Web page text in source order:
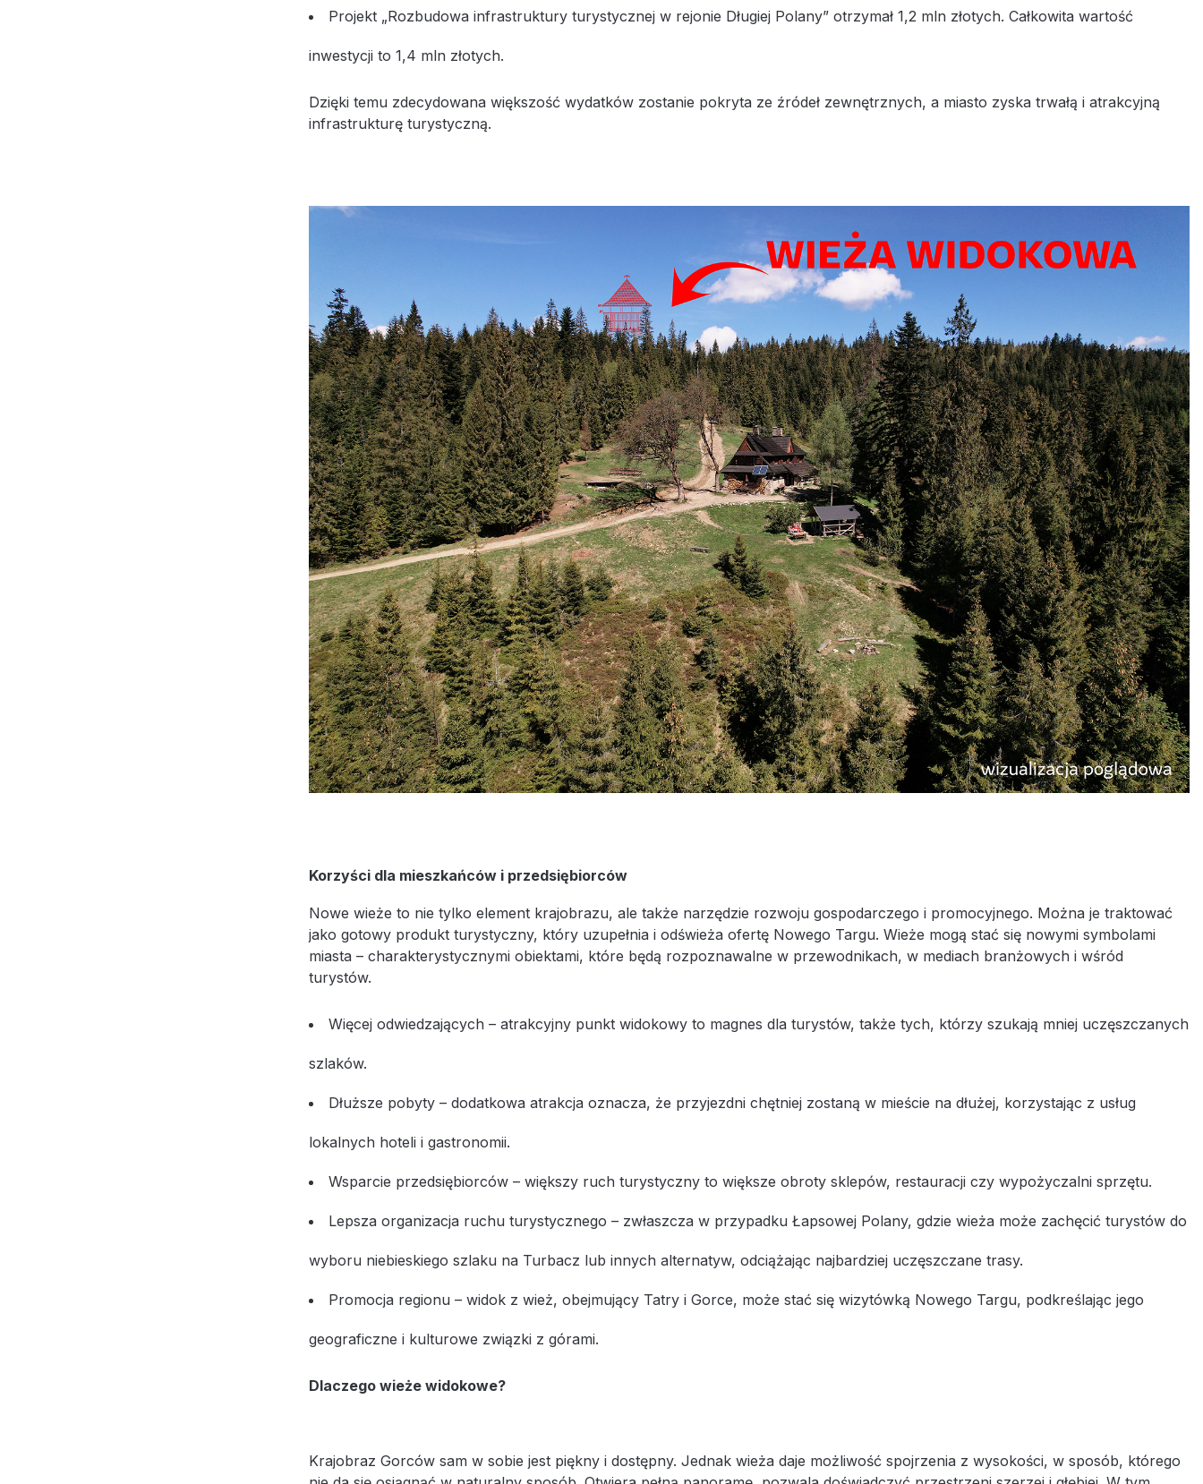
Projekt „Rozbudowa infrastruktury turystycznej w rejonie Długiej Polany” otrzymał 1,2 mln złotych. Całkowita wartość
inwestycji to 1,4 mln złotych.
Dzięki temu zdecydowana większość wydatków zostanie pokryta ze źródeł zewnętrznych, a miasto zyska trwałą i atrakcyjną
infrastrukturę turystyczną.
Korzyści dla mieszkańców i przedsiębiorców
Nowe wieże to nie tylko element krajobrazu, ale także narzędzie rozwoju gospodarczego i promocyjnego. Można je traktować
jako gotowy produkt turystyczny, który uzupełnia i odświeża ofertę Nowego Targu. Wieże mogą stać się nowymi symbolami
miasta – charakterystycznymi obiektami, które będą rozpoznawalne w przewodnikach, w mediach branżowych i wśród
turystów.
Więcej odwiedzających – atrakcyjny punkt widokowy to magnes dla turystów, także tych, którzy szukają mniej uczęszczanych
szlaków.
Dłuższe pobyty – dodatkowa atrakcja oznacza, że przyjezdni chętniej zostaną w mieście na dłużej, korzystając z usług
lokalnych hoteli i gastronomii.
Wsparcie przedsiębiorców – większy ruch turystyczny to większe obroty sklepów, restauracji czy wypożyczalni sprzętu.
Lepsza organizacja ruchu turystycznego – zwłaszcza w przypadku Łapsowej Polany, gdzie wieża może zachęcić turystów do
wyboru niebieskiego szlaku na Turbacz lub innych alternatyw, odciążając najbardziej uczęszczane trasy.
Promocja regionu – widok z wież, obejmujący Tatry i Gorce, może stać się wizytówką Nowego Targu, podkreślając jego
geograficzne i kulturowe związki z górami.
Dlaczego wieże widokowe?
Krajobraz Gorców sam w sobie jest piękny i dostępny. Jednak wieża daje możliwość spojrzenia z wysokości, w sposób, którego